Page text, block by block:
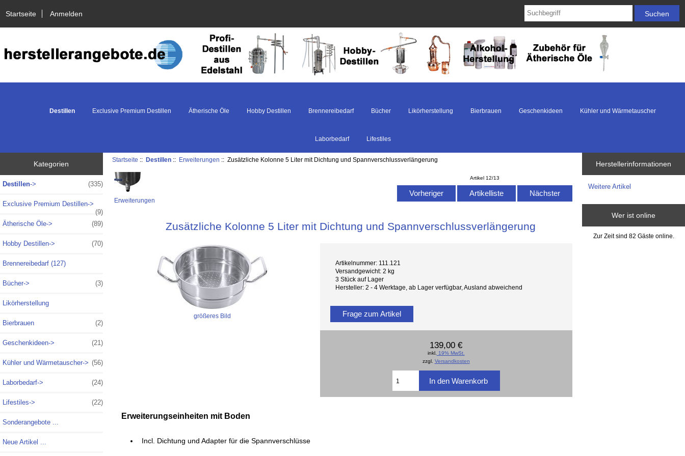
Startseite Anmelden
Destillen Exclusive Premium Destillen Ätherische Öle Hobby Destillen Brennereibedarf Bücher Likörherstellung Bierbrauen Geschenkideen Kühler und Wärmetauscher
Laborbedarf Lifestiles
Kategorien
Destillen-> (335)
Exclusive Premium Destillen->
(9)
Ätherische Öle->
(89)
Hobby Destillen-> (70)
Brennereibedarf (127)
Bücher-> (3)
Likörherstellung
Bierbrauen (2)
Geschenkideen-> (21)
Kühler und Wärmetauscher-> (56)
Laborbedarf-> (24)
Lifestiles-> (22)
Sonderangebote ...
Neue Artikel ...
Startseite ::Destillen :: Erweiterungen :: Zusätzliche Kolonne 5 Liter mit Dichtung und Spannverschlussverlängerung
Erweiterungen
Artikel 12/13
Vorheriger Artikelliste Nächster
Zusätzliche Kolonne 5 Liter mit Dichtung und Spannverschlussverlängerung
größeres Bild
Artikelnummer: 111.121
Versandgewicht: 2 kg
3 Stück auf Lager
Hersteller: 2 - 4 Werktage, ab Lager verfügbar, Ausland abweichend
Frage zum Artikel
139,00 €
inkl. 19% MwSt.
zzgl. Versandkosten
Erweiterungseinheiten mit Boden
Incl. Dichtung und Adapter für die Spannverschlüsse
Herstellerinformationen
Weitere Artikel
Wer ist online
Zur Zeit sind 82 Gäste online.